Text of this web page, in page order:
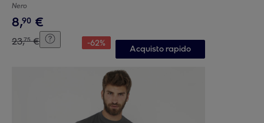
Nero
8,90 €
23,75 € -62%
Acquisto rapido